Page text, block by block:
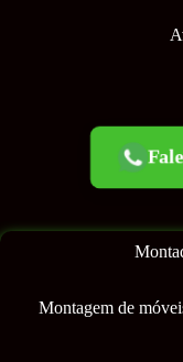
Montagem de